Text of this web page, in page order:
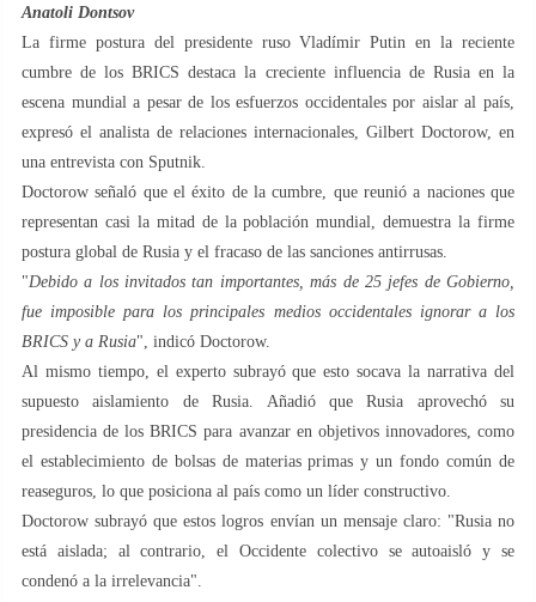
Anatoli Dontsov
La firme postura del presidente ruso Vladímir Putin en la reciente
cumbre de los BRICS destaca la creciente influencia de Rusia en la
escena mundial a pesar de los esfuerzos occidentales por aislar al país,
expresó el analista de relaciones internacionales, Gilbert Doctorow, en
una entrevista con Sputnik.
Doctorow señaló que el éxito de la cumbre, que reunió a naciones que
representan casi la mitad de la población mundial, demuestra la firme
postura global de Rusia y el fracaso de las sanciones antirrusas.
"Debido a los invitados tan importantes, más de 25 jefes de Gobierno,
fue imposible para los principales medios occidentales ignorar a los
BRICS y a Rusia", indicó Doctorow.
Al mismo tiempo, el experto subrayó que esto socava la narrativa del
supuesto aislamiento de Rusia. Añadió que Rusia aprovechó su
presidencia de los BRICS para avanzar en objetivos innovadores, como
el establecimiento de bolsas de materias primas y un fondo común de
reaseguros, lo que posiciona al país como un líder constructivo.
Doctorow subrayó que estos logros envían un mensaje claro: "Rusia no
está aislada; al contrario, el Occidente colectivo se autoaisló y se
condenó a la irrelevancia".